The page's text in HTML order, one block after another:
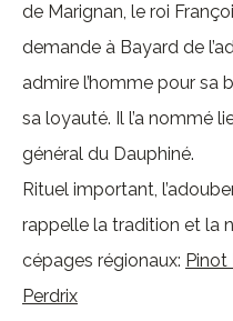
de Marignan, le roi
demande à Bayard de
admire l’homme pour sa
sa loyauté. Il l’a nommé
général du Dauphiné.
Rituel important,
rappelle la tradition et la
cépages régionaux: Pinot
Perdrix